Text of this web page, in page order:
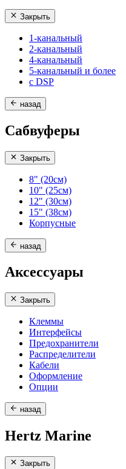
Закрыть
1-канальный
2-канальный
4-канальный
5-канальный и более
с DSP
назад
Сабвуферы
Закрыть
8" (20см)
10" (25см)
12" (30см)
15" (38см)
Корпусные
назад
Аксессуары
Закрыть
Клеммы
Интерфейсы
Предохранители
Распределители
Кабели
Оформление
Опции
назад
Hertz Marine
Закрыть